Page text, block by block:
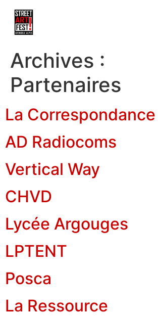
Archives :
Partenaires
La Correspondance
AD Radiocoms
Vertical Way
CHVD
Lycée Argouges
LPTENT
Posca
La Ressource